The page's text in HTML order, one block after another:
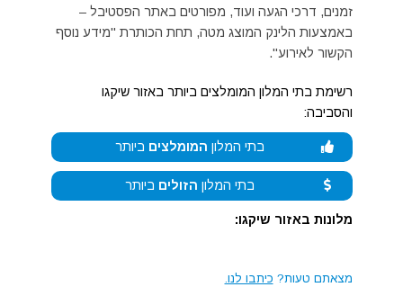
זמנים, דרכי הגעה ועוד, מפורטים באתר הפסטיבל –
באמצעות הלינק המוצג מטה, תחת הכותרת "מידע נוסף
הקשור לאירוע".
רשימת בתי המלון המומלצים ביותר באזור שיקגו
והסביבה:
בתי המלון המומלצים ביותר
בתי המלון הזולים ביותר
מלונות באזור שיקגו:
מצאתם טעות? כיתבו לנו.